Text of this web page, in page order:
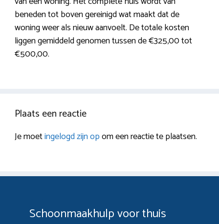
beneden tot boven gereinigd wat maakt dat de
woning weer als nieuw aanvoelt. De totale kosten
liggen gemiddeld genomen tussen de €325,00 tot
€500,00.
Plaats een reactie
Je moetingelogd zijn opom een reactie te plaatsen.
Schoonmaakhulp voor thuis